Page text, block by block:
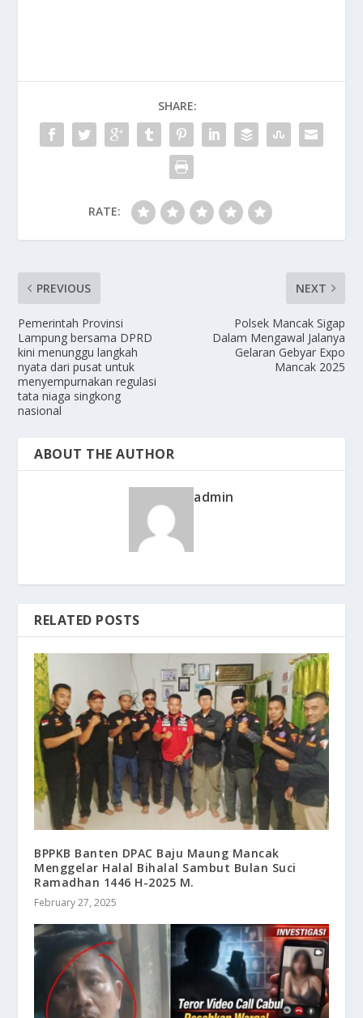
o
o
k
o
n SHARE:
RATE:
PREVIOUS
Pemerintah Provinsi
Lampung bersama DPRD
kini menunggu langkah
nyata dari pusat untuk
menyempurnakan regulasi
tata niaga singkong
nasional
NEXT
Polsek Mancak Sigap
Dalam Mengawal Jalanya
Gelaran Gebyar Expo
Mancak 2025
ABOUT THE AUTHOR
admin
RELATED POSTS
BPPKB Banten DPAC Baju Maung Mancak
Menggelar Halal Bihalal Sambut Bulan Suci
Ramadhan 1446 H-2025 M.
February 27, 2025